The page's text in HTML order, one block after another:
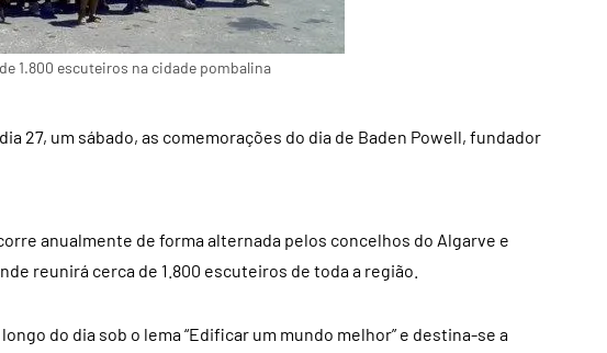
1.800 escuteiros na cidade pombalina
27, um sábado, as comemorações do dia de Baden Powell, fundador
anualmente de forma alternada pelos concelhos do Algarve e
reunirá cerca de 1.800 escuteiros de toda a região.
do dia sob o lema “Edificar um mundo melhor” e destina-se a